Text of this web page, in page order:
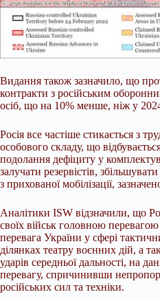
Видання також зазначило, що
контракти з російським
осіб, що на 10% менше, ніж у
Росія все частіше стикається з
особового складу, що
подолання дефіциту у
залучати резервістів,
з прихованої мобілізації,
Аналітики ISW відзначили, що
своїх військ головною
перевага України у сфері
ділянках театру воєнних дій, а
ударів середньої дальності, на
перевагу, спричинивши
російських сил та техніки.